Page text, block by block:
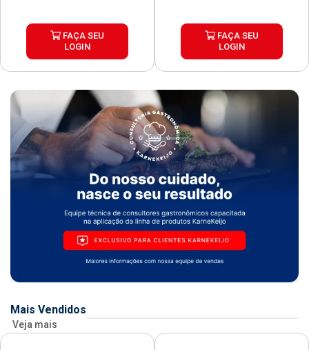
FAÇA SEU
LOGIN
FAÇA SEU
LOGIN
Mais Vendidos
Veja mais